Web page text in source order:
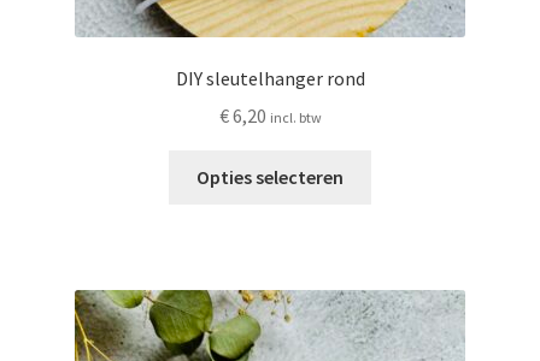
DIY sleutelhanger rond
€6,20 incl. btw
Opties selecteren
variaties.
Deze
optie